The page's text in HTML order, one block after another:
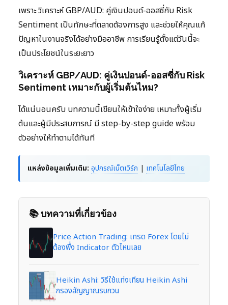
เพราะ วิเคราะห์ GBP/AUD: คู่เงินปอนด์-ออสซี่กับ Risk
Sentiment เป็นทักษะที่ตลาดต้องการสูง และช่วยให้คุณแก้
ปัญหาในงานจริงได้อย่างมืออาชีพ การเรียนรู้ตั้งแต่วันนี้จะ
เป็นประโยชน์ในระยะยาว
วิเคราะห์ GBP/AUD: คู่เงินปอนด์-ออสซี่กับ Risk
Sentiment เหมาะกับผู้เริ่มต้นไหม?
ได้แน่นอนครับ บทความนี้เขียนให้เข้าใจง่าย เหมาะทั้งผู้เริ่ม
ต้นและผู้มีประสบการณ์ มี step-by-step guide พร้อม
ตัวอย่างให้ทำตามได้ทันที
แหล่งข้อมูลเพิ่มเติม: อุปกรณ์เน็ตเวิร์ก | เทคโนโลยีไทย
📚 บทความที่เกี่ยวข้อง
Price Action Trading: เทรด Forex โดยไม่
ต้องพึ่ง Indicator ตัวไหนเลย
Heikin Ashi: วิธีใช้แท่งเทียน Heikin Ashi
กรองสัญญาณรบกวน